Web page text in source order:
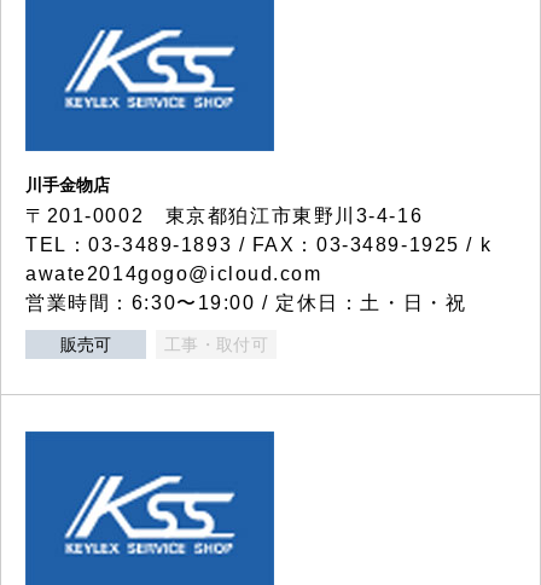
川手金物店
〒201-0002 東京都狛江市東野川3-4-16
TEL：03-3489-1893 / FAX：03-3489-1925 / k
awate2014gogo@icloud.com
営業時間：6:30〜19:00 / 定休日：土・日・祝
販売可 工事・取付可